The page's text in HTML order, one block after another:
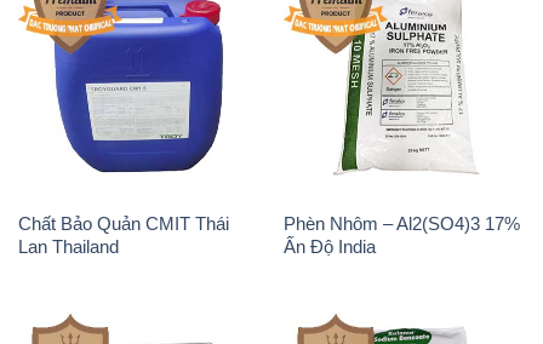
Chất Bảo Quản CMIT Thái
Lan Thailand
Phèn Nhôm – Al2(SO4)3 17%
Ấn Độ India